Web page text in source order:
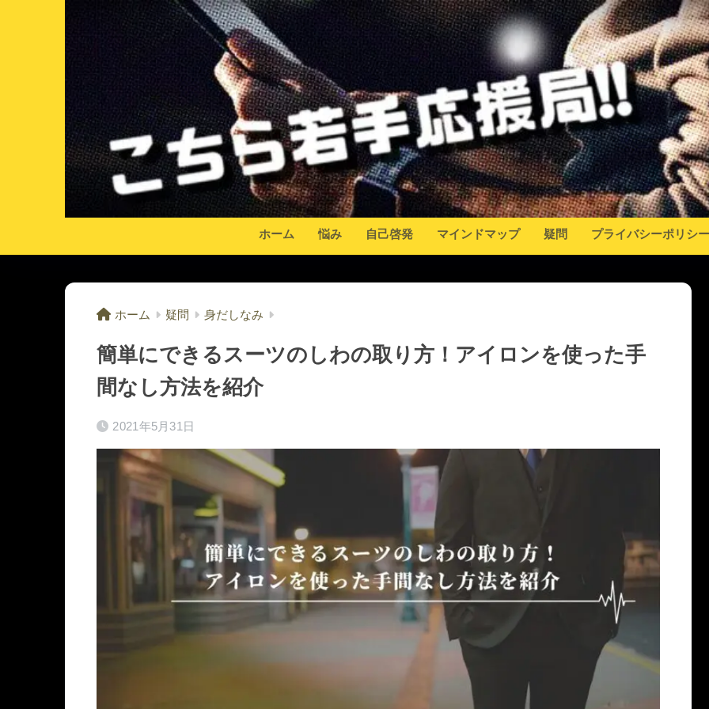
ホーム 悩み 自己啓発 マインドマップ 疑問 プライバシーポリシー
ホーム 疑問 身だしなみ
簡単にできるスーツのしわの取り方！アイロンを使った手
間なし方法を紹介
2021年5月31日